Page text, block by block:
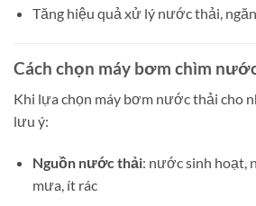
Tăng hiệu quả xử lý nước thải,
Cách chọn máy bơm chìm
Khi lựa chọn máy bơm nước thải cho
lưu ý:
Nguồn nước thải: nước sinh hoạt,
mưa, ít rác